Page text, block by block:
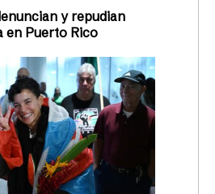
y repudian
en Puerto Rico